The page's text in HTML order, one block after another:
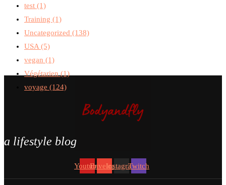
test (1)
Training (1)
Uncategorized (138)
USA(5)
vegan (1)
Végétarien(1)
voyage (124)
a lifestyle blog
YoutubeEnvelopeInstagramTwitch